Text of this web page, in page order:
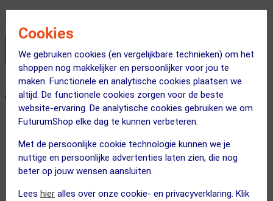
Cookies
We gebruiken cookies (en vergelijkbare technieken) om het
shoppen nog makkelijker en persoonlijker voor jou te
maken. Functionele en analytische cookies plaatsen we
altijd. De functionele cookies zorgen voor de beste
website-ervaring. De analytische cookies gebruiken we om
FuturumShop elke dag te kunnen verbeteren.
Met de persoonlijke cookie technologie kunnen we je
nuttige en persoonlijke advertenties laten zien, die nog
beter op jouw wensen aansluiten.
Lees hier alles over onze cookie- en privacyverklaring. Klik
Stel je productvragen aan onze AI assistent
ALTERNATIEVE PRODUCTEN
SUMMER SALE ACTIE